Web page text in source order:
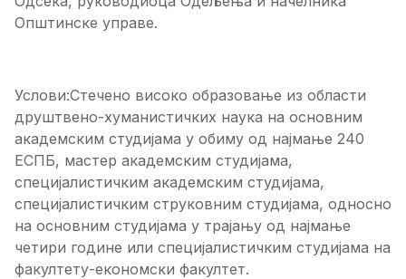
Општинске управе.
Услови:Стечено високо образовање из области
друштвено-хуманистичких наука на основним
академским студијама у обиму од најмање 240
ЕСПБ, мастер академским студијама,
специјалистичким академским студијама,
специјалистичким струковним студијама, односно
на основним студијама у трајању од најмање
четири године или специјалистичким студијама на
факултету-економски факултет.